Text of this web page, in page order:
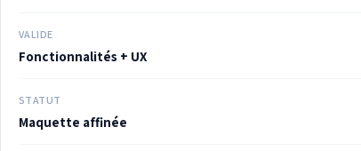
VALIDE
Fonctionnalités + UX
STATUT
Maquette affinée